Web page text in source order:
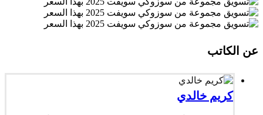
عن الكاتب
كريم خالدي